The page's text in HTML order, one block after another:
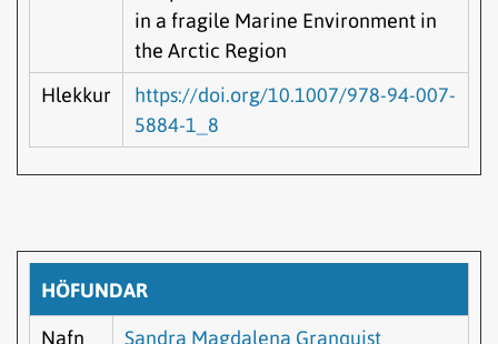
in a fragile Marine Environment in
the Arctic Region
Hlekkur
https://doi.org/10.1007/978-94-007-
5884-1_8
HÖFUNDAR
Nafn
Sandra Magdalena Granquist